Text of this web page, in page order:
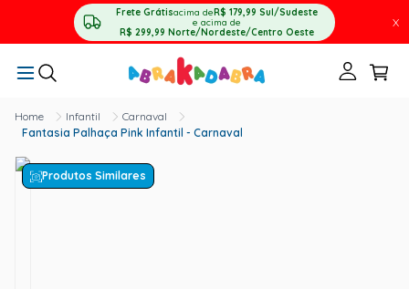
Frete Grátisacima deR$ 179,99 Sul/Sudeste
e acima de
R$ 299,99 Norte/Nordeste/Centro Oeste
X
Infantil
Carnaval
Fantasia Palhaça Pink Infantil - Carnaval
Produtos Similares